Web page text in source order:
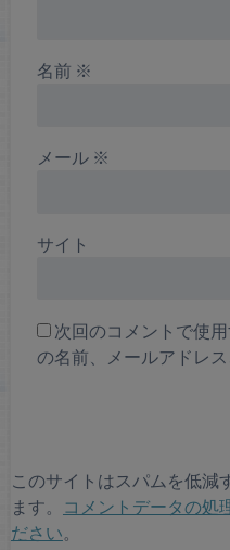
名前 ※
メール ※
サイト
次回のコメントで使
の名前、メールアドレス
このサイトはスパムを低減
ます。
コメントデータの処
ださい。